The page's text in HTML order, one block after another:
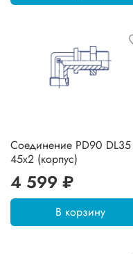
Соединение PD90 DL35
45х2 (корпус)
4 599 ₽
В корзину